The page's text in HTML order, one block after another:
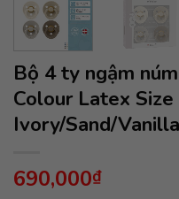
Bộ 4 ty ngậm
Colour Latex
Ivory/Sand/
690,000₫